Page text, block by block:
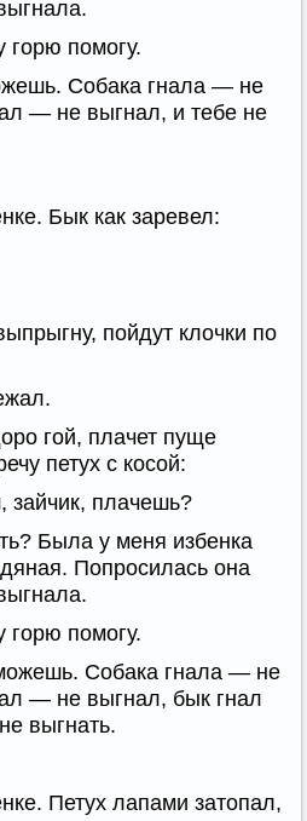
помогу.
Собака гнала — не
— не выгнал, и тебе не
Бык как заревел:
пойдут клочки по
гой, плачет пуще
петух с косой:
плачешь?
Была у меня избенка
Попросилась она
помогу.
Собака гнала — не
— не выгнал, бык гнал
выгнать.
Петух лапами затопал,